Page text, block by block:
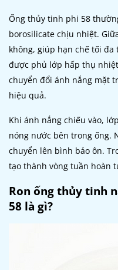
Ống thủy tinh phi 58
borosilicate chịu nhiệt.
không, giúp hạn chế tối
được phủ lớp hấp thụ
chuyển đổi ánh nắng mặt
hiệu quả.
Khi ánh nắng chiếu vào,
nóng nước bên trong ống.
chuyển lên bình bảo ôn.
tạo thành vòng tuần hoàn
Ron ống thủy tinh
58 là gì?